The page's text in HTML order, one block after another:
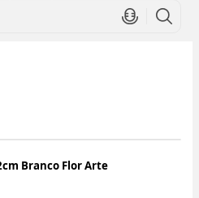
Branco Flor Arte